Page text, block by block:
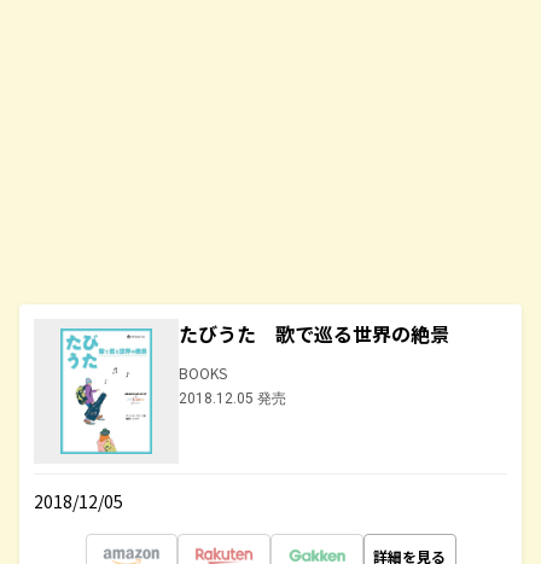
たびうた 歌で巡る世界の絶景
BOOKS
2018.12.05 発売
2018/12/05
詳細を見る